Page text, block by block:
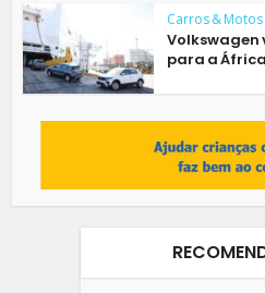
Carros & Motos
para a